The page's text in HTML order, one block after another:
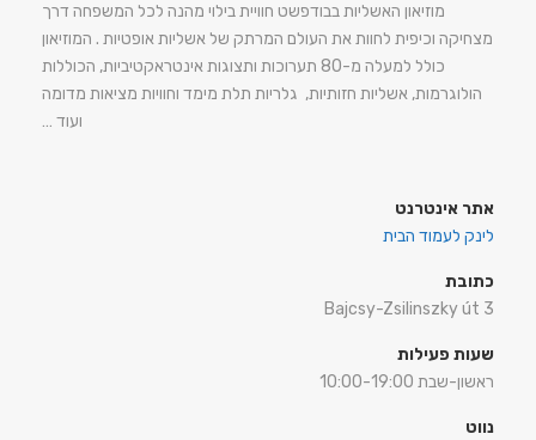
מוזיאון האשליות בבודפשט חוויית בילוי מהנה לכל המשפחה דרך
מצחיקה וכיפית לחוות את העולם המרתק של אשליות אופטיות . המוזיאון
כולל למעלה מ-80 תערוכות ותצוגות אינטראקטיביות, הכוללות
הולוגרמות, אשליות חזותיות, גלריות תלת מימד וחוויות מציאות מדומה
ועוד …
אתר אינטרנט
לינק לעמוד הבית
כתובת
Bajcsy-Zsilinszky út 3
שעות פעילות
ראשון-שבת 10:00-19:00
נווט